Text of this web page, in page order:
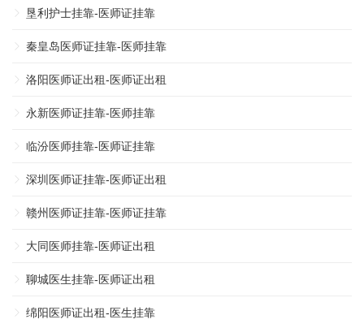
垦利护士挂靠-医师证挂靠
秦皇岛医师证挂靠-医师挂靠
洛阳医师证出租-医师证出租
永新医师证挂靠-医师挂靠
临汾医师挂靠-医师证挂靠
深圳医师证挂靠-医师证出租
赣州医师证挂靠-医师证挂靠
大同医师挂靠-医师证出租
聊城医生挂靠-医师证出租
绵阳医师证出租-医生挂靠